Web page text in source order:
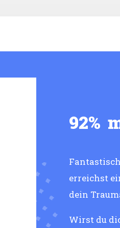
92%
erreichst
dein
Wirst du